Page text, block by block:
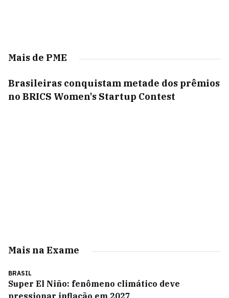
Mais de PME
Brasileiras conquistam metade dos prêmios
no BRICS Women's Startup Contest
Mais na Exame
BRASIL
Super El Niño: fenômeno climático deve
pressionar inflação em 2027